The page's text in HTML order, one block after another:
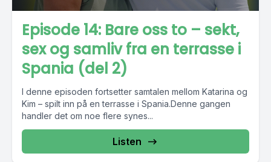
Episode 14: Bare oss to – sekt,
sex og samliv fra en terrasse i
Spania (del 2)
I denne episoden fortsetter samtalen mellom Katarina og
Kim – spilt inn på en terrasse i Spania.Denne gangen
handler det om noe flere synes...
Listen